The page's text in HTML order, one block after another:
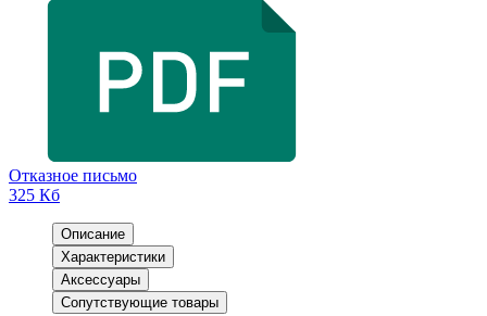
Отказное письмо
325 Кб
Описание
Характеристики
Аксессуары
Сопутствующие товары